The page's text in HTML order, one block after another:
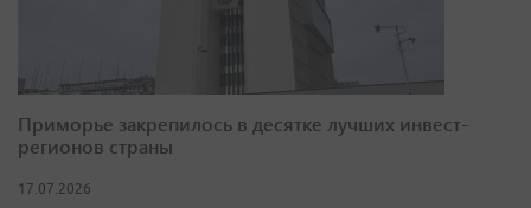
Приморье закрепилось в десятке лучших инвест-
регионов страны
17.07.2026